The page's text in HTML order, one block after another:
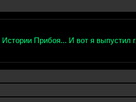
Прибоя... И вот я выпустил